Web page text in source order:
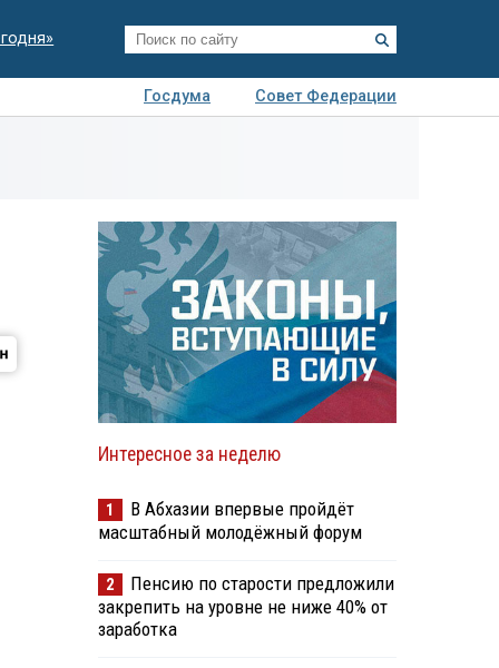
Госдума
Совет Федерации
Интересное за неделю
1
В Абхазии впервые пройдёт
масштабный молодёжный форум
2
Пенсию по старости предложили
закрепить на уровне не ниже 40% от
заработка